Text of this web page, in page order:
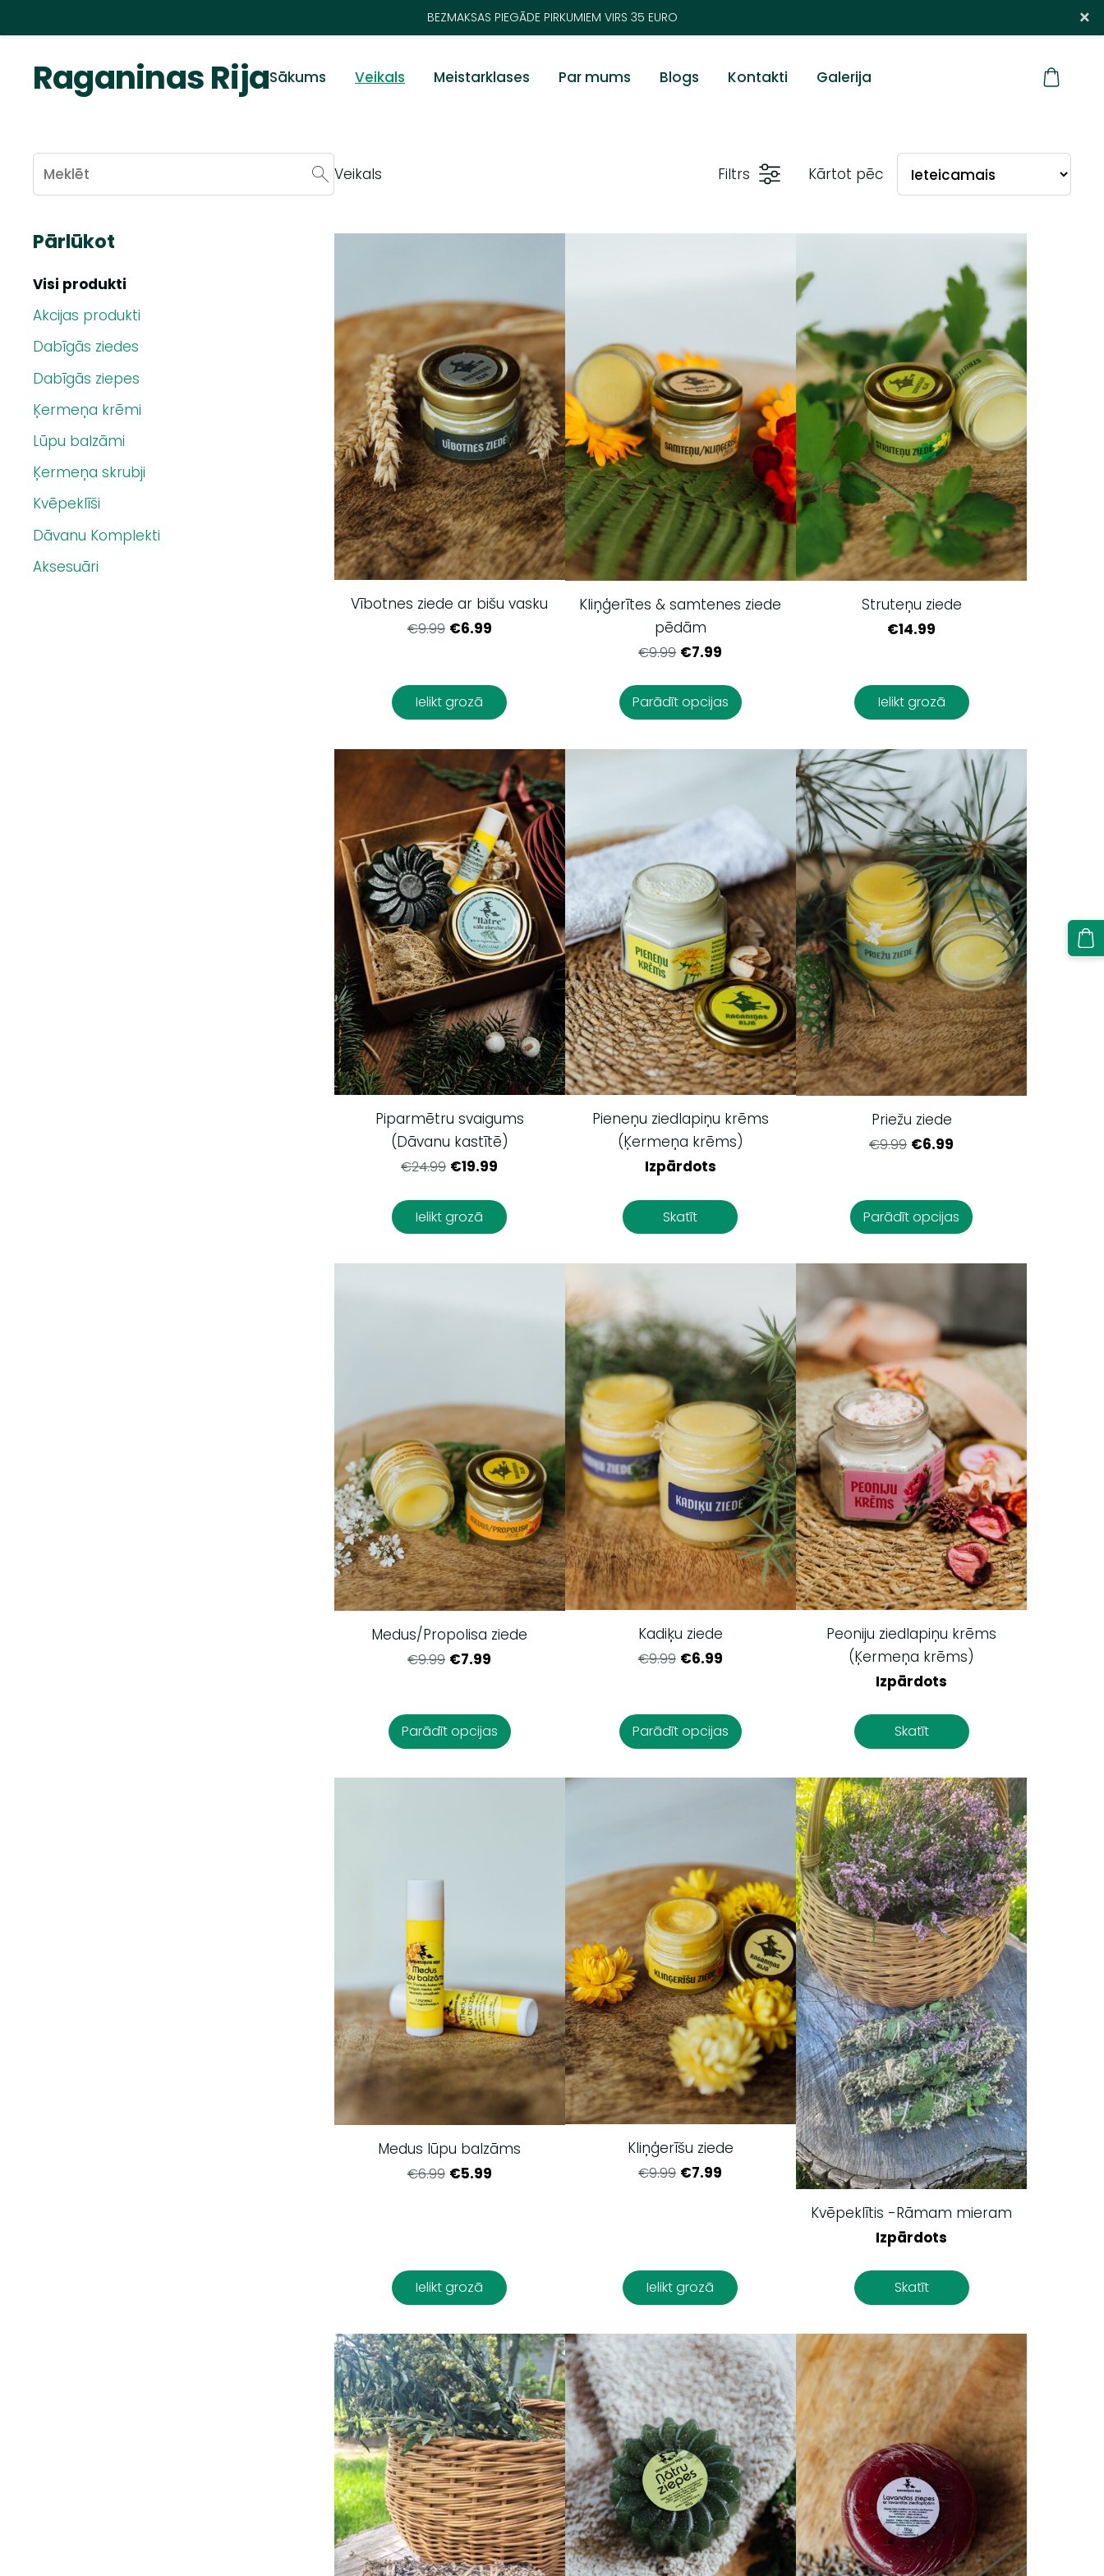
BEZMAKSAS PIEGĀDE PIRKUMIEM VIRS 35 EURO ×
Raganinas RijaSākums Veikals Meistarklases Par mums Blogs Kontakti Galerija
Pārlūkot
Visi produkti
Akcijas produkti
Dabīgās ziedes
Dabīgās ziepes
Ķermeņa krēmi
Lūpu balzāmi
Ķermeņa skrubji
Kvēpeklīši
Dāvanu Komplekti
Aksesuāri
Veikals Filtrs Kārtot pēc
Vībotnes ziede ar bišu vasku
€9.99 €6.99
Ielikt grozā
Kliņģerītes & samtenes ziede
pēdām
€9.99 €7.99
Parādīt opcijas
Struteņu ziede
€14.99
Ielikt grozā
Piparmētru svaigums
(Dāvanu kastītē)
€24.99 €19.99
Ielikt grozā
Pieneņu ziedlapiņu krēms
(Ķermeņa krēms)
Izpārdots
Skatīt
Priežu ziede
€9.99 €6.99
Parādīt opcijas
Medus/Propolisa ziede
€9.99 €7.99
Parādīt opcijas
Kadiķu ziede
€9.99 €6.99
Parādīt opcijas
Peoniju ziedlapiņu krēms
(Ķermeņa krēms)
Izpārdots
Skatīt
Medus lūpu balzāms
€6.99 €5.99
Ielikt grozā
Kliņģerīšu ziede
€9.99 €7.99
Ielikt grozā
Kvēpeklītis -Rāmam mieram
Izpārdots
Skatīt